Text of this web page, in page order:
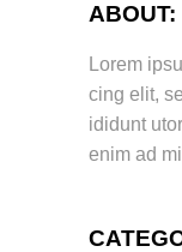
ABOUT:
Lorem
cing elit,
ididunt
enim ad